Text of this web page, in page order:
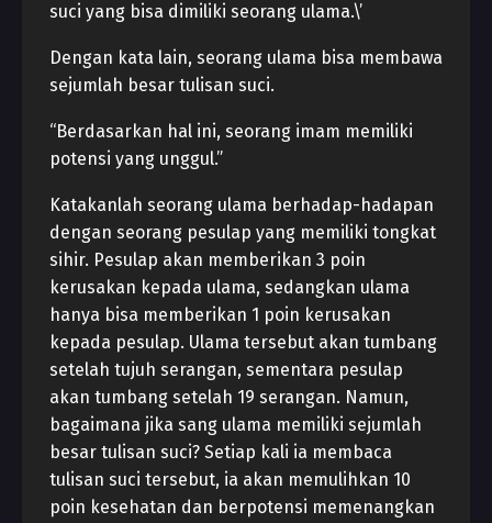
suci yang bisa dimiliki seorang ulama.\’
Dengan kata lain, seorang ulama bisa membawa
sejumlah besar tulisan suci.
“Berdasarkan hal ini, seorang imam memiliki
potensi yang unggul.”
Katakanlah seorang ulama berhadap-hadapan
dengan seorang pesulap yang memiliki tongkat
sihir. Pesulap akan memberikan 3 poin
kerusakan kepada ulama, sedangkan ulama
hanya bisa memberikan 1 poin kerusakan
kepada pesulap. Ulama tersebut akan tumbang
setelah tujuh serangan, sementara pesulap
akan tumbang setelah 19 serangan. Namun,
bagaimana jika sang ulama memiliki sejumlah
besar tulisan suci? Setiap kali ia membaca
tulisan suci tersebut, ia akan memulihkan 10
poin kesehatan dan berpotensi memenangkan